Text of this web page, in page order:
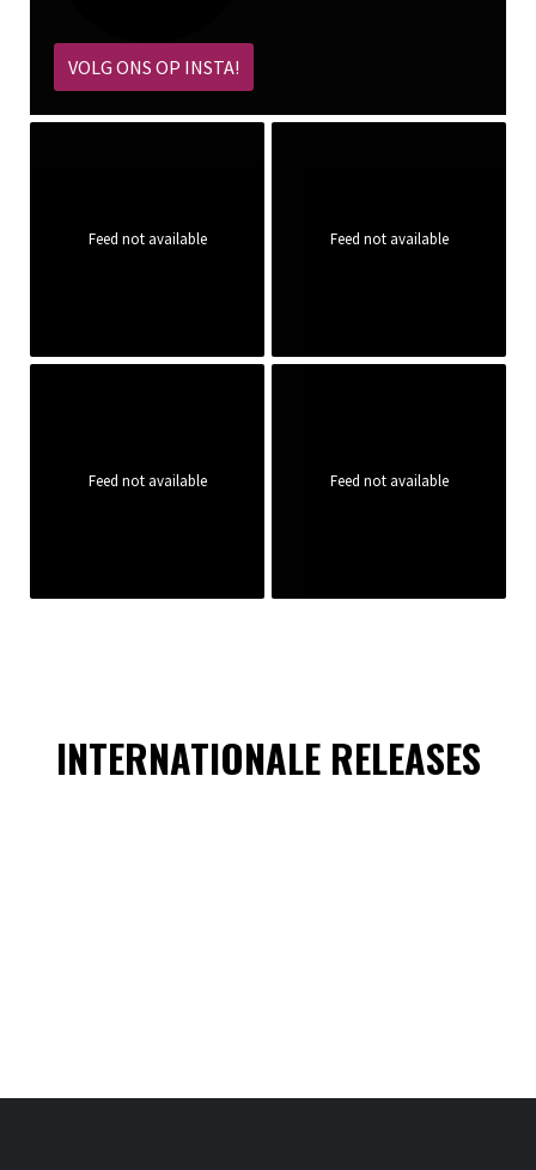
VOLG ONS OP INSTA!
Feed not available Feed not available
Feed not available Feed not available
INTERNATIONALE RELEASES